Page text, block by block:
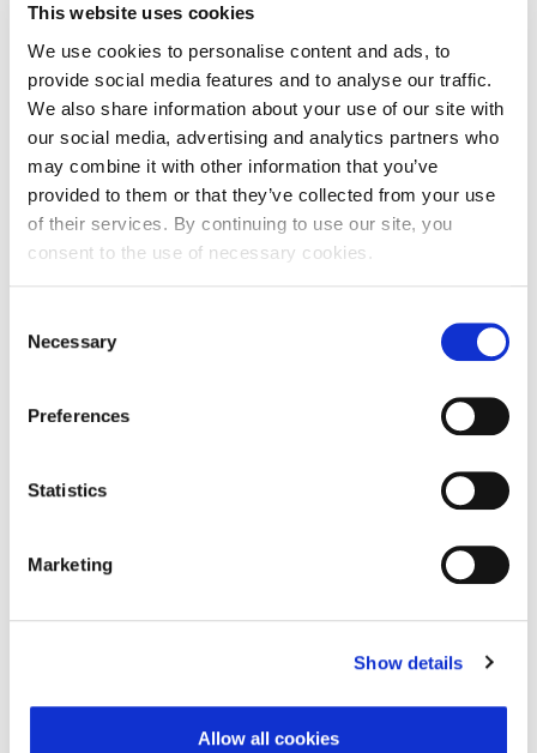
This website uses cookies
We use cookies to personalise content and ads, to
provide social media features and to analyse our traffic.
We also share information about your use of our site with
our social media, advertising and analytics partners who
may combine it with other information that you’ve
provided to them or that they’ve collected from your use
of their services. By continuing to use our site, you
consent to the use of necessary cookies.
Selection
Necessary
Preferences
Statistics
Marketing
Show details
Allow all cookies
Adresa Kralja Zvonimira 14/IX
Poštanski broj
21000
Grad
Split
Država
Hrvatska
Adresa sjedišta subjekta
Kralja Zvonimira 14/IX
Grad
Država
Ime: